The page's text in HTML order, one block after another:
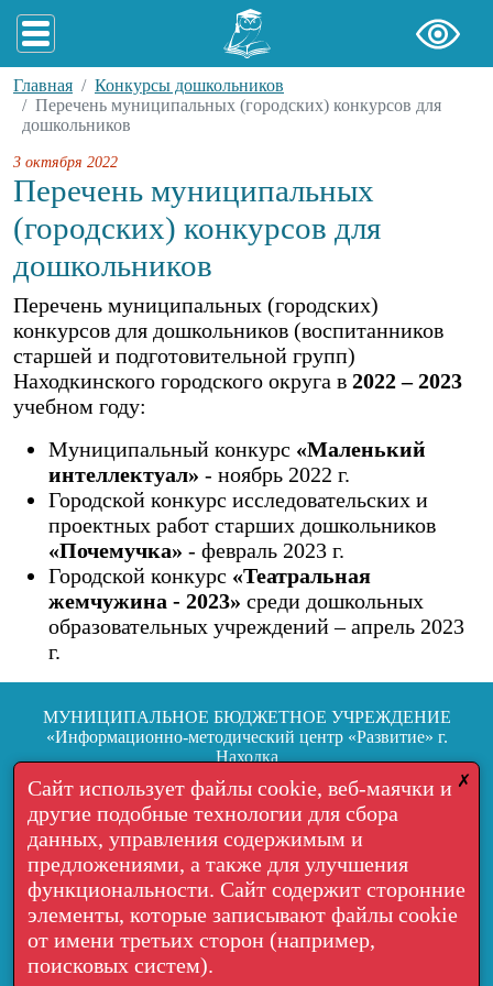
Главная
Конкурсы дошкольников
Перечень муниципальных (городских) конкурсов для
дошкольников
3 октября 2022
Перечень муниципальных
(городских) конкурсов для
дошкольников
Перечень муниципальных (городских)
конкурсов для дошкольников (воспитанников
старшей и подготовительной групп)
Находкинского городского округа в 2022 – 2023
учебном году:
Муниципальный конкурс «Маленький
интеллектуал» - ноябрь 2022 г.
Городской конкурс исследовательских и
проектных работ старших дошкольников
«Почемучка» - февраль 2023 г.
Городской конкурс «Театральная
жемчужина - 2023» среди дошкольных
образовательных учреждений – апрель 2023
г.
✗
Сайт использует файлы cookie, веб-маячки и
другие подобные технологии для сбора
данных, управления содержимым и
предложениями, а также для улучшения
функциональности. Сайт содержит сторонние
элементы, которые записывают файлы cookie
от имени третьих сторон (например,
поисковых систем).
МУНИЦИПАЛЬНОЕ БЮДЖЕТНОЕ УЧРЕЖДЕНИЕ
«Информационно-методический центр «Развитие» г.
Находка
692904, г. Находка, ул.Школьная, 7
Тел.: +7 (4236) 64-05-06
Обратная связь
Пользовательское соглашение
Политика в отношении обработки персональных данных
Email:imz_razvitie@mail.ru